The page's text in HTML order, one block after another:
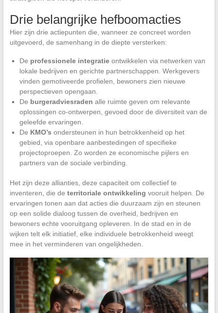
Drie belangrijke hefboomacties
Hier zijn drie actiepunten die, wanneer ze concreet worden
uitgevoerd, de samenhang in de diepte versterken:
De professionele integratieontwikkelen via netwerken van
lokale bedrijven en gerichte partnerschappen. Werkgevers
vinden gemotiveerde profielen, bewoners zien nieuwe
perspectieven opengaan.
De burgeradviesraden alle ruimte geven om relevante
oplossingen co-ontwerpen, gevoed door de diversiteit van de
geleefde ervaringen.
De KMO’s ondersteunen in hun betrokkenheid op het
gebied, via openbare aanbestedingen of specifieke
projectoproepen. Zo worden ze economische pijlers en
partners van de sociale verbinding.
Het zijn deze allianties, deze capaciteit om collectief te
inventeren, die de territoriale ontwikkeling vooruit helpen. De
ervaringen tonen aan dat acties die duurzaam zijn en steunen
op een solide dialoog tussen de overheid, bedrijven en
bewoners echte vooruitgang opleveren. In de stad en in de
wijken telt elk initiatief, elke individuele betrokkenheid weegt
mee in het verminderen van ongelijkheden.